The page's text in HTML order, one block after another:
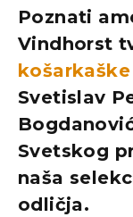
Poznati
Vindhorst
Svetislav
Svetskog
naša
odličja.